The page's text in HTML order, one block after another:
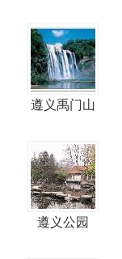
遵义禹门山
遵义公园